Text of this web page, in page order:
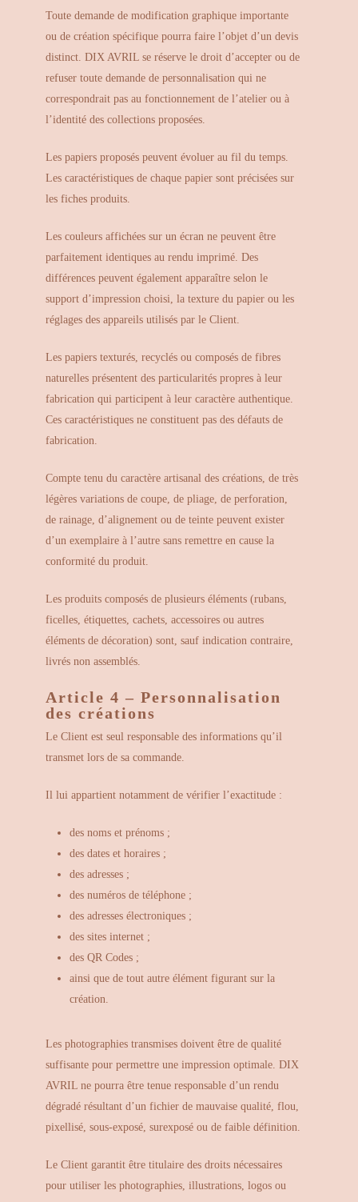
Toute demande de modification graphique importante
ou de création spécifique pourra faire l’objet d’un devis
distinct. DIX AVRIL se réserve le droit d’accepter ou de
refuser toute demande de personnalisation qui ne
correspondrait pas au fonctionnement de l’atelier ou à
l’identité des collections proposées.
Les papiers proposés peuvent évoluer au fil du temps.
Les caractéristiques de chaque papier sont précisées sur
les fiches produits.
Les couleurs affichées sur un écran ne peuvent être
parfaitement identiques au rendu imprimé. Des
différences peuvent également apparaître selon le
support d’impression choisi, la texture du papier ou les
réglages des appareils utilisés par le Client.
Les papiers texturés, recyclés ou composés de fibres
naturelles présentent des particularités propres à leur
fabrication qui participent à leur caractère authentique.
Ces caractéristiques ne constituent pas des défauts de
fabrication.
Compte tenu du caractère artisanal des créations, de très
légères variations de coupe, de pliage, de perforation,
de rainage, d’alignement ou de teinte peuvent exister
d’un exemplaire à l’autre sans remettre en cause la
conformité du produit.
Les produits composés de plusieurs éléments (rubans,
ficelles, étiquettes, cachets, accessoires ou autres
éléments de décoration) sont, sauf indication contraire,
livrés non assemblés.
Article 4 – Personnalisation
des créations
Le Client est seul responsable des informations qu’il
transmet lors de sa commande.
Il lui appartient notamment de vérifier l’exactitude :
des noms et prénoms ;
des dates et horaires ;
des adresses ;
des numéros de téléphone ;
des adresses électroniques ;
des sites internet ;
des QR Codes ;
ainsi que de tout autre élément figurant sur la
création.
Les photographies transmises doivent être de qualité
suffisante pour permettre une impression optimale. DIX
AVRIL ne pourra être tenue responsable d’un rendu
dégradé résultant d’un fichier de mauvaise qualité, flou,
pixellisé, sous-exposé, surexposé ou de faible définition.
Le Client garantit être titulaire des droits nécessaires
pour utiliser les photographies, illustrations, logos ou